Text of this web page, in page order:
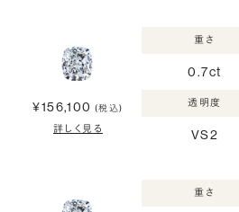
¥156,100 (税込)
詳しく見る
重さ
0.7ct
透明度
VS2
重さ